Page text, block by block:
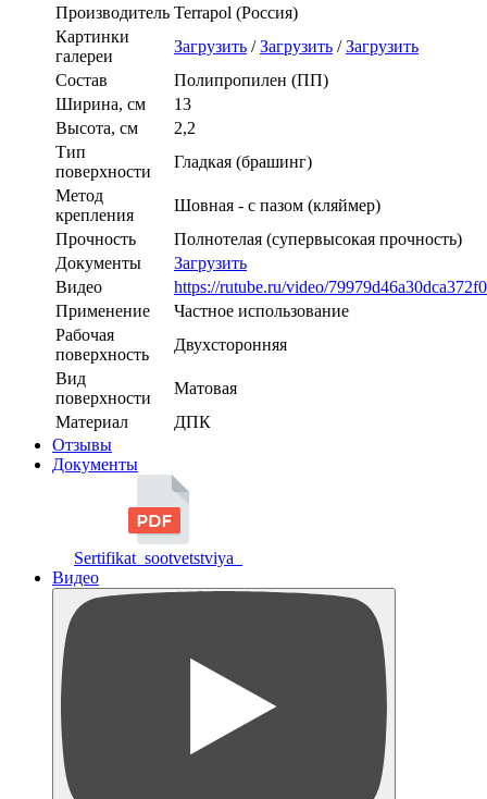
Производитель Terrapol (Россия)
Картинки
галереи
Загрузить /Загрузить /Загрузить
Состав
Полипропилен (ПП)
Ширина, см
13
Высота, см
2,2
Тип
поверхности
Гладкая (брашинг)
Метод
крепления
Шовная - с пазом (кляймер)
Прочность
Полнотелая (супервысокая прочность)
Документы
Загрузить
Видео
https://rutube.ru/video/
Применение
Частное использование
Рабочая
поверхность
Двухсторонняя
Вид
поверхности
Матовая
Материал
ДПК
Отзывы
Документы
Sertifikat_sootvetstviya_
Видео